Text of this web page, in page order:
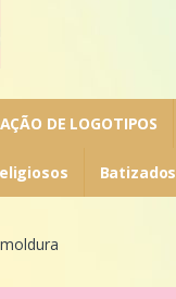
r
: DE LOGOTIPOS
Batizados